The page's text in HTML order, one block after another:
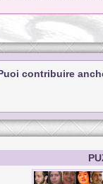
contribuire